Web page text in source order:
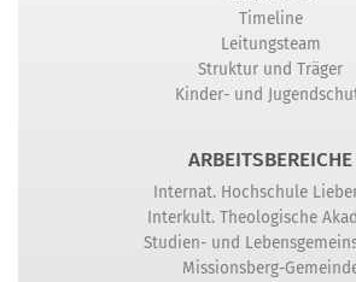
Timeline
Leitungsteam
Struktur und Träger
Kinder- und
ARBEITSBEREICHE
Internat. Hochschule
Interkult. Theologische
Studien- und
Missionsberg-